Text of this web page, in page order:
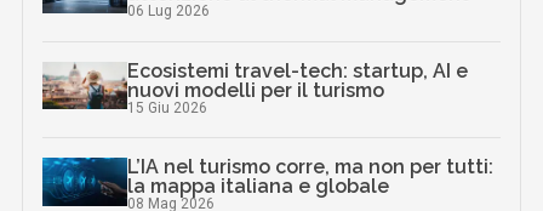
06 Lug 2026
Ecosistemi travel-tech: startup, AI e
nuovi modelli per il turismo
15 Giu 2026
L’IA nel turismo corre, ma non per tutti:
la mappa italiana e globale
08 Mag 2026